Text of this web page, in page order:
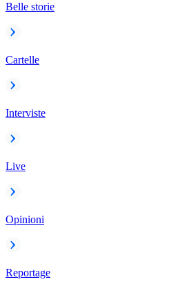
Belle storie
Cartelle
Interviste
Live
Opinioni
Reportage